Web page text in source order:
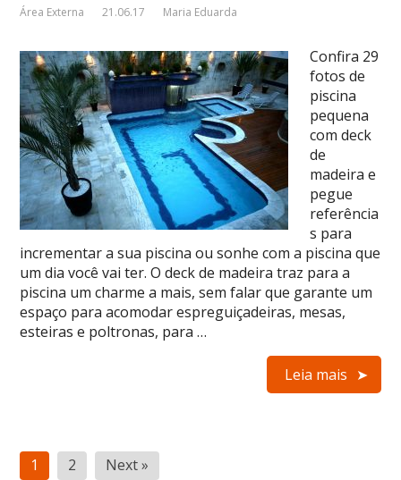
Área Externa 21.06.17 Maria Eduarda
Confira 29
fotos de
piscina
pequena
com deck
de
madeira e
pegue
referência
s para
incrementar a sua piscina ou sonhe com a piscina que
um dia você vai ter. O deck de madeira traz para a
piscina um charme a mais, sem falar que garante um
espaço para acomodar espreguiçadeiras, mesas,
esteiras e poltronas, para …
Leia mais
Paginação
1 2 Next »